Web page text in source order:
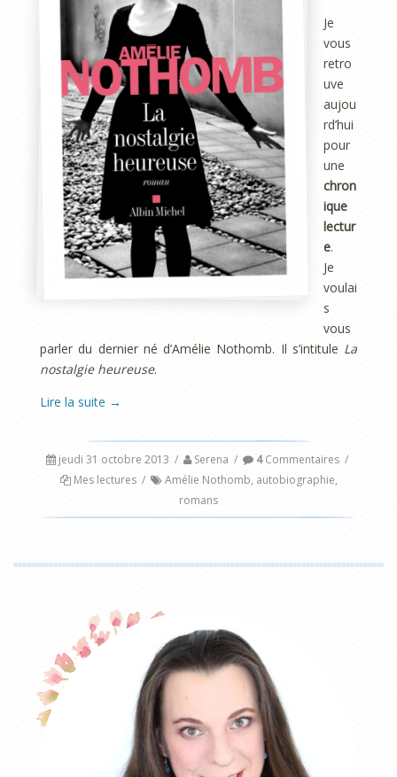
Je
vous
retro
uve
aujou
rd’hui
pour
une
chron
ique
lectur
e.
Je
voulai
s
vous
parler du dernier né d’Amélie Nothomb. Il s’intitule La
nostalgie heureuse.
Lire la suite →
jeudi 31 octobre 2013 / Serena / 4Commentaires /
Mes lectures / Amélie Nothomb, autobiographie,
romans